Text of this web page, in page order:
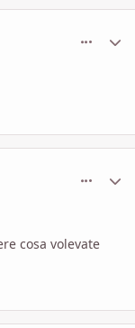
cosa volevate